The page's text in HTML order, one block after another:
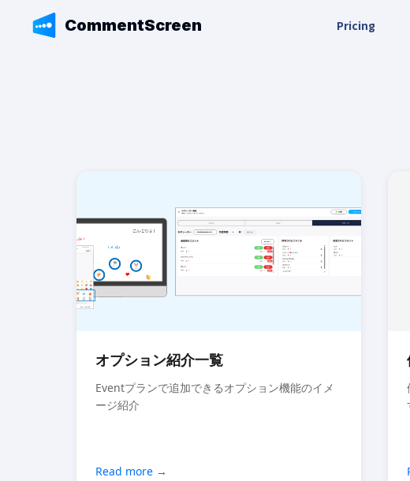
CommentScreen Pricing
オプション紹介一覧
Eventプランで追加できるオプション機能のイメ
ージ紹介
Read more